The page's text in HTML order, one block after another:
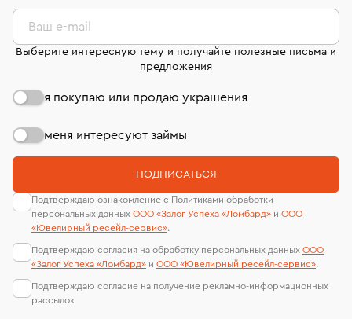
комиссионных украшений и часов смотрите на
странице«Возврат украшений»
лабораторий
Ваш e-mail
Выберите интересную тему и получайте полезные письма и
предложения
я покупаю или продаю украшения
меня интересуют займы
ПОДПИСАТЬСЯ
Подтверждаю ознакомление с Политиками обработки
персональных данных ООО «Залог Успеха «Ломбард» и ООО
«Ювелирный ресейл-сервиc».
Подтверждаю согласия на обработку персональных данных ООО
«Залог Успеха «Ломбард» и ООО «Ювелирный ресейл-сервиc».
Подтверждаю согласие на получение рекламно-информационных
рассылок